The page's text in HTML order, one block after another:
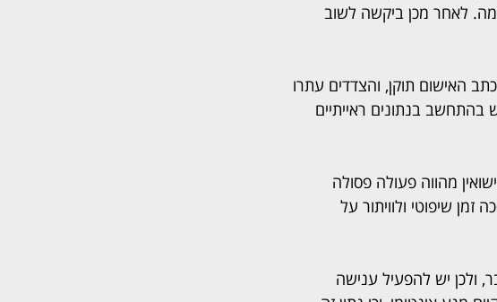
לאחר מכן ביקשה לשוב
האישום תוקן, והצדדים עתרו
ההסדר גובש בהתחשב בנתונים ראייתיים
מהווה פעולה פסולה
שיפוטי ולוויתור על
ולכן יש להפעיל ענישה